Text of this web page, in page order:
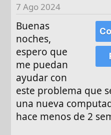
e
7 Ago 2024
Buenas
noches,
espero que
me puedan
ayudar con
este problema que
una nueva
hace menos de 2